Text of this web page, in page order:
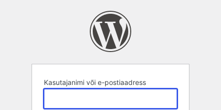
Kasutajanimi või e-postiaadress